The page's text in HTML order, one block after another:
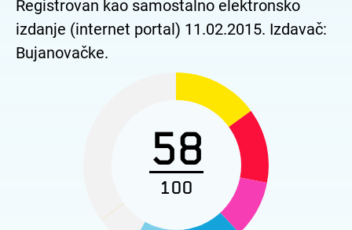
Registrovan kao samostalno elektronsko
izdanje (internet portal) 11.02.2015. Izdavač:
Bujanovačke.
58
100